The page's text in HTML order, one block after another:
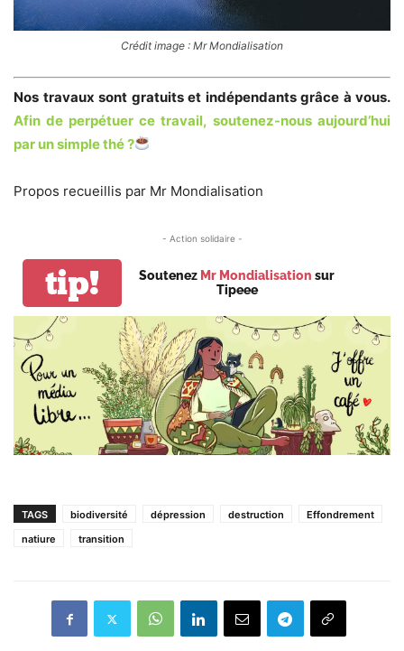
Crédit image : Mr Mondialisation
Nos travaux sont gratuits et indépendants grâce à vous.
Afin de perpétuer ce travail, soutenez-nous aujourd’hui
par un simple thé ?
Propos recueillis par Mr Mondialisation
- Action solidaire -
tip! Soutenez Mr Mondialisation sur
Tipeee
TAGS biodiversité dépression destruction
Effondrement
natiure
transition